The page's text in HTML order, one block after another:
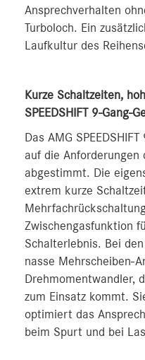
Ansprechverhalten
Turboloch. Ein
Laufkultur des
Kurze Schaltzeiten,
SPEEDSHIFT 9-Gang-
Das AMG
auf die Anforderungen
abgestimmt. Die
extrem kurze
Zwischengasfunktion
Schalterlebnis. Bei
nasse Mehrscheiben-
Drehmomentwandler,
zum Einsatz kommt.
optimiert das
beim Spurt und bei